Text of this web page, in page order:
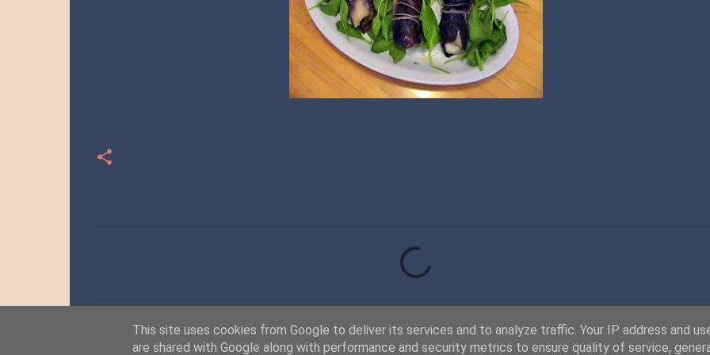
This site uses cookies from Google to deliver its services and to analyze traffic. Your IP address and
are shared with Google along with performance and security metrics to ensure quality of service,